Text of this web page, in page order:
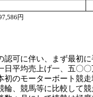
円
可に伴い、まず最初
日平均売上げ一、五〇
のモーターボート競
輪、競馬等に比較して